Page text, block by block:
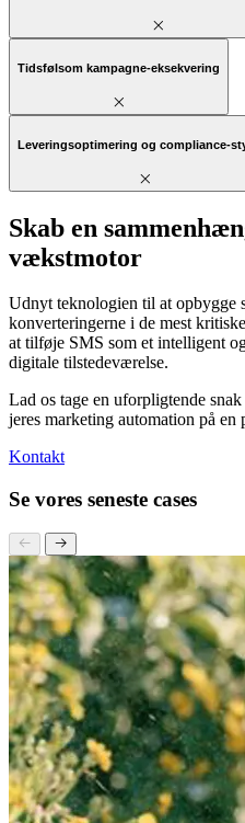
Tidsfølsom kampagne-eksekvering
Leveringsoptimering og compliance-
Skab en
vækstmotor
Udnyt teknologien til at opbygge
konverteringerne i de mest
at tilføje SMS som et intelligent
digitale tilstedeværelse.
Lad os tage en uforpligtende
jeres marketing automation på en
Kontakt
Se vores seneste cases